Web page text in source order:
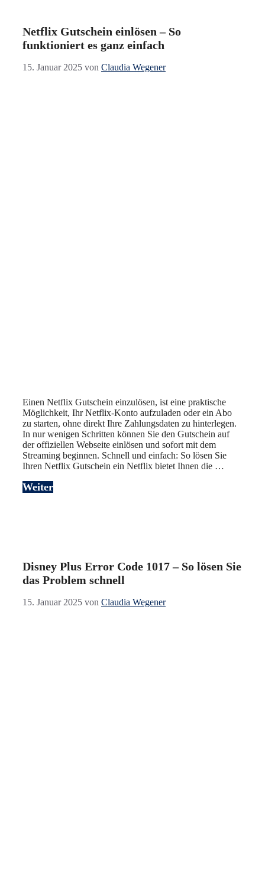
Netflix Gutschein einlösen – So
funktioniert es ganz einfach
15. Januar 2025 von Claudia Wegener
Einen Netflix Gutschein einzulösen, ist eine praktische
Möglichkeit, Ihr Netflix-Konto aufzuladen oder ein Abo
zu starten, ohne direkt Ihre Zahlungsdaten zu hinterlegen.
In nur wenigen Schritten können Sie den Gutschein auf
der offiziellen Webseite einlösen und sofort mit dem
Streaming beginnen. Schnell und einfach: So lösen Sie
Ihren Netflix Gutschein ein Netflix bietet Ihnen die …
Weiter
Disney Plus Error Code 1017 – So lösen Sie
das Problem schnell
15. Januar 2025 von Claudia Wegener